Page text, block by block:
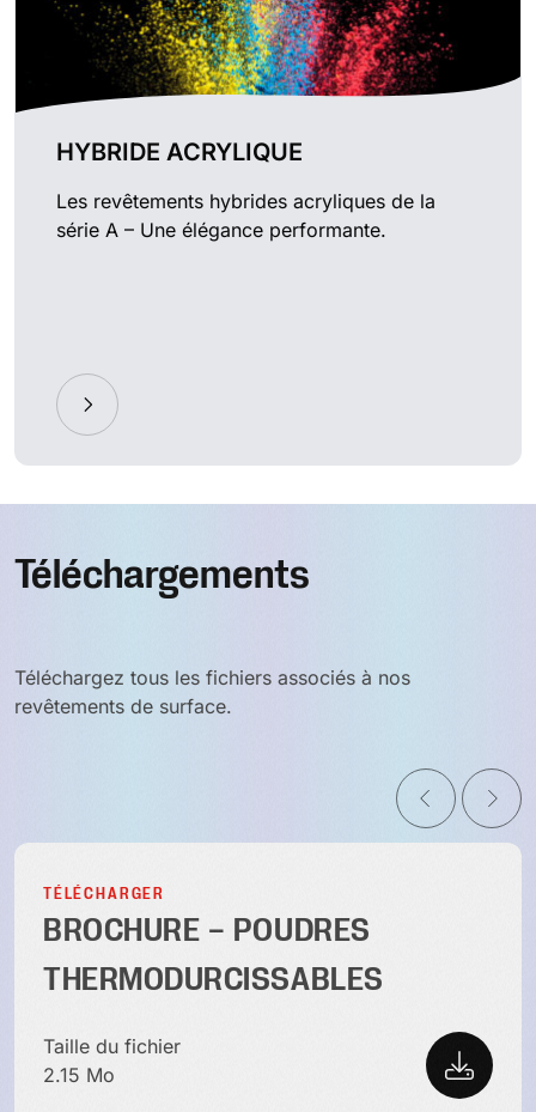
HYBRIDE ACRYLIQUE
Les revêtements hybrides acryliques de la
série A – Une élégance performante.
Téléchargements
Téléchargez tous les fichiers associés à nos
revêtements de surface.
TÉLÉCHARGER
BROCHURE – POUDRES
THERMODURCISSABLES
Taille du fichier
2.15 Mo